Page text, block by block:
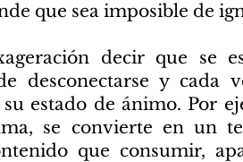
que sea imposible de
decir que se
desconectarse y cada
estado de ánimo. Por
se convierte en un
que consumir,